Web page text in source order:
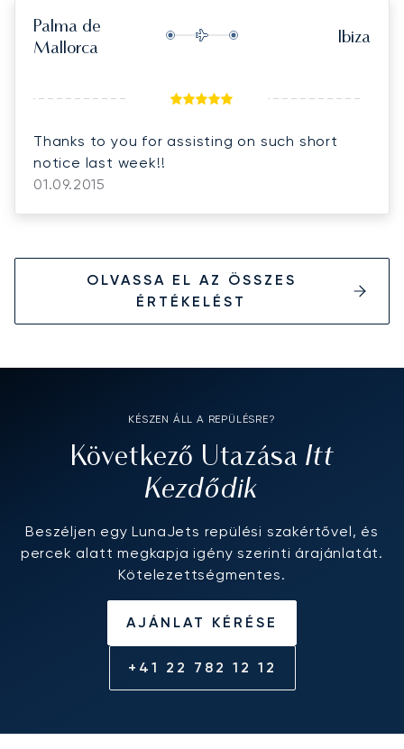
Palma de
Mallorca
Ibiza
Thanks to you for assisting on such short
notice last week!!
01.09.2015
OLVASSA EL AZ ÖSSZES
ÉRTÉKELÉST
KÉSZEN ÁLL A REPÜLÉSRE?
Következő Utazása Itt
Kezdődik
Beszéljen egy LunaJets repülési szakértővel, és
percek alatt megkapja igény szerinti árajánlatát.
Kötelezettségmentes.
AJÁNLAT KÉRÉSE
+41 22 782 12 12